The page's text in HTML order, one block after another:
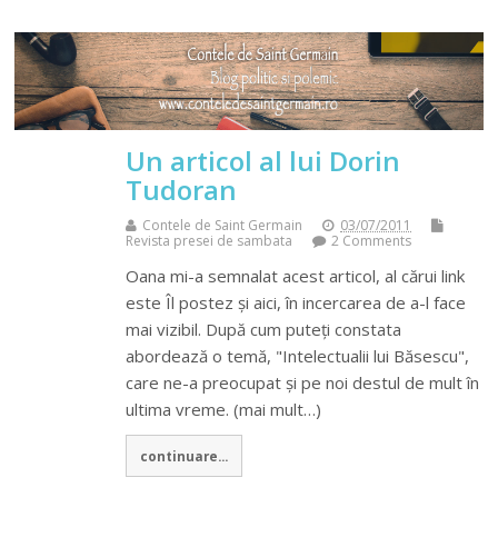
Un articol al lui Dorin
Tudoran
Contele de Saint Germain
03/07/2011
Revista presei de sambata
2 Comments
Oana mi-a semnalat acest articol, al cărui link
este Îl postez și aici, în incercarea de a-l face
mai vizibil. După cum puteți constata
abordează o temă, "Intelectualii lui Băsescu",
care ne-a preocupat și pe noi destul de mult în
ultima vreme. (mai mult…)
continuare...